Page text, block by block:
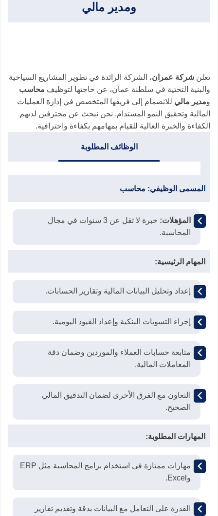
ومدير مالي
تعلن شركة عمران، الشركة الرائدة في تطوير المشاريع السياحية
والبنية التحتية في سلطنة عمان، عن حاجتها لتوظيف محاسب
ومدير مالي للانضمام إلى فريقها المتخصص في إدارة العمليات
المالية وتحقيق النمو المستدام. نحن نبحث عن محترفين لديهم
الكفاءة والخبرة العالية للقيام بمهامهم بكفاءة واحترافية.
الوظائف المطلوبة
المسمى الوظيفي: محاسب
المؤهلات:
خبرة لا تقل عن 3 سنوات في مجال
المحاسبة.
المهام الرئيسية:
إعداد وتحليل البيانات المالية وتقارير الحسابات.
إجراء التسويات البنكية وإعداد القيود اليومية.
متابعة حسابات العملاء والموردين وضمان دقة
المعاملات المالية.
التعاون مع الفرق الأخرى لضمان التدقيق المالي
الصحيح.
المهارات المطلوبة:
مهارات ممتازة في استخدام برامج المحاسبة مثل ERP
وExcel.
القدرة على التعامل مع البيانات بدقة وتقديم تقارير